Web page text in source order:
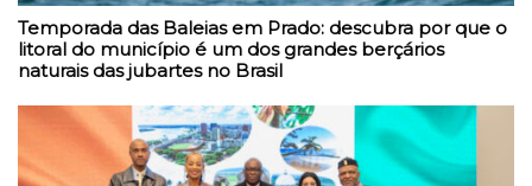
Temporada das Baleias em Prado: descubra por que o
litoral do município é um dos grandes berçários
naturais das jubartes no Brasil